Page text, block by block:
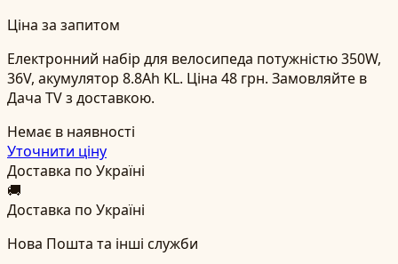
Ціна за запитом
Електронний набір для велосипеда потужністю 350W,
36V, акумулятор 8.8Ah KL. Ціна 48 грн. Замовляйте в
Дача TV з доставкою.
Немає в наявності
Уточнити ціну
Доставка по Україні
🚚
Доставка по Україні
Нова Пошта та інші служби